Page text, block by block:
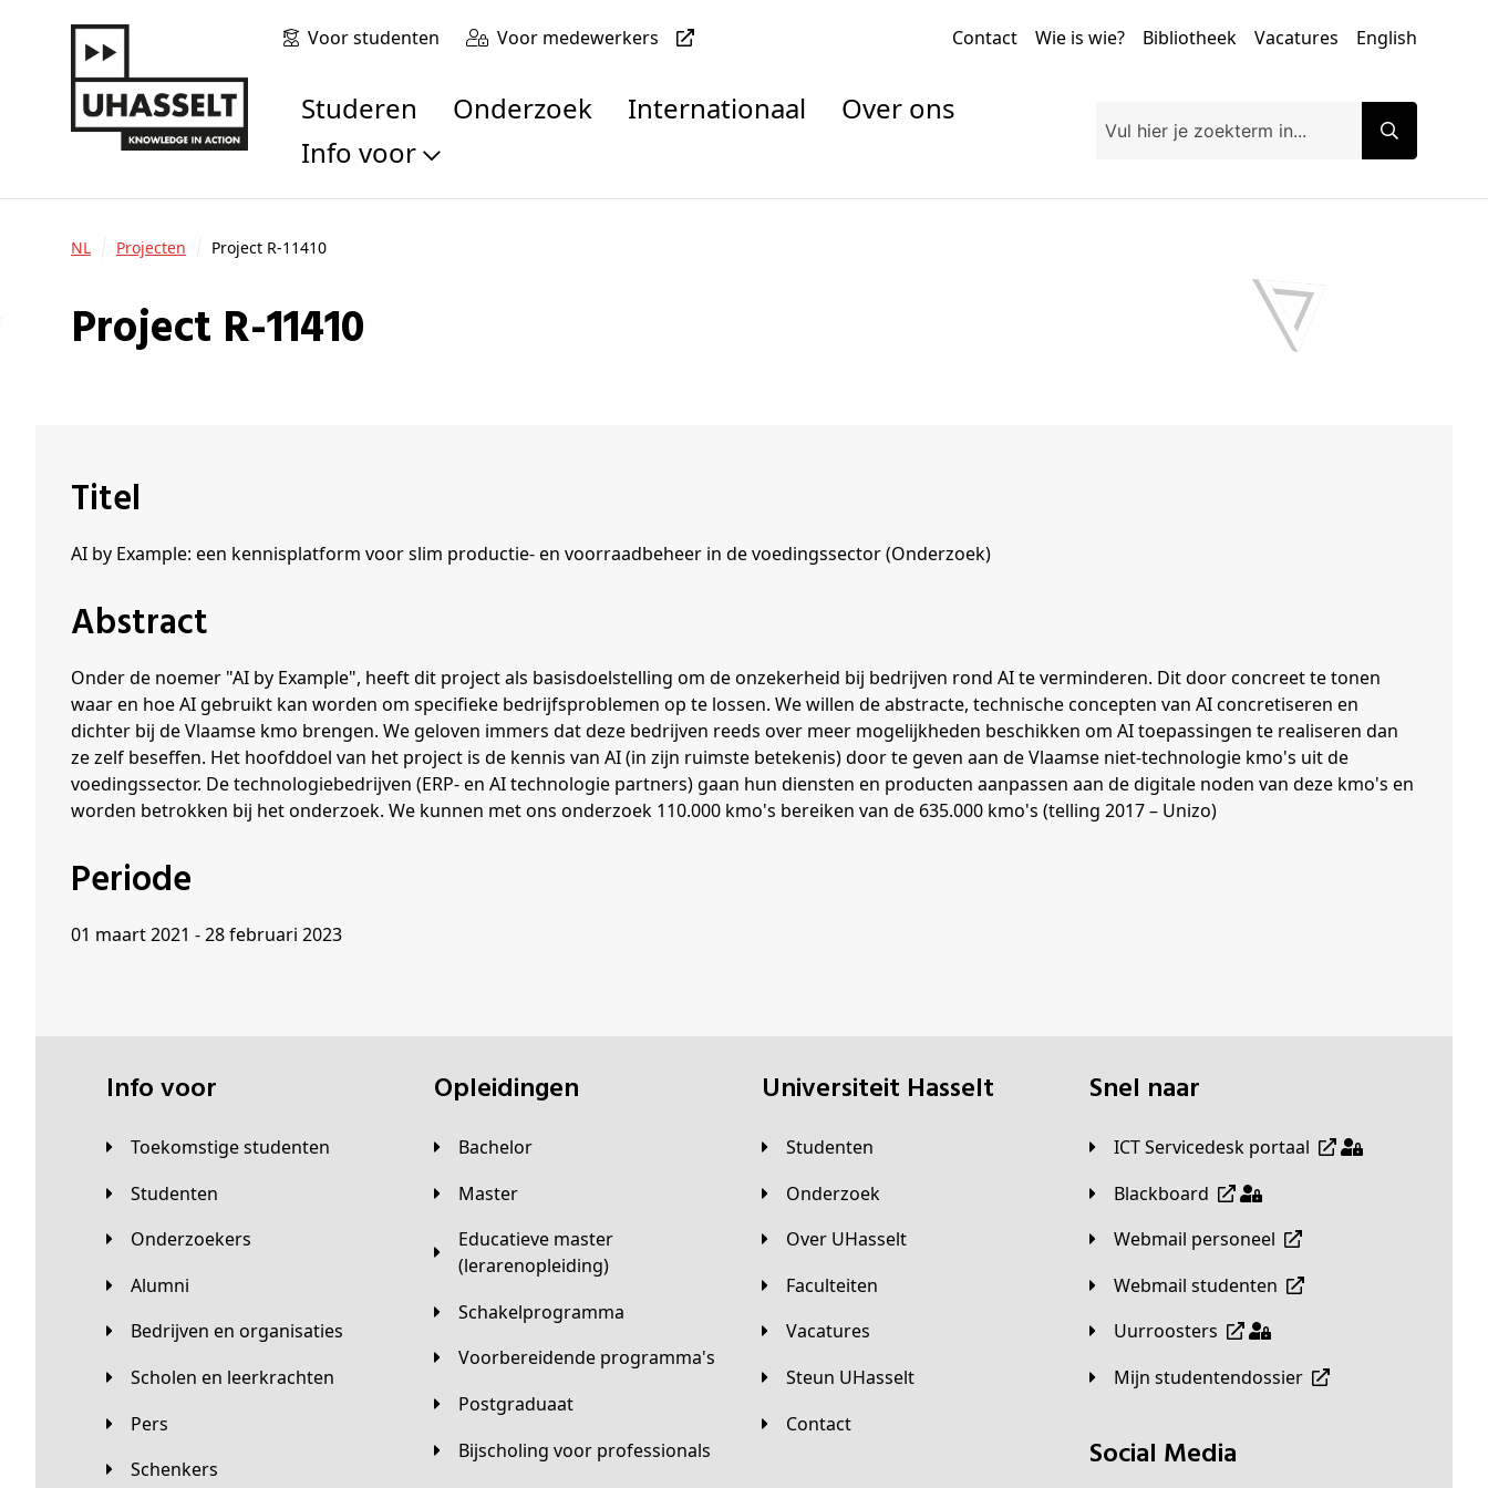
Voor studenten Voor medewerkers Contact Wie is wie? Bibliotheek Vacatures English
Studeren Onderzoek Internationaal
Over ons
Info voor
Toekomstige studenten
Studenten
Alumni
Bedrijven en organisaties
NL Projecten Project R-11410
Project R-11410
Titel
AI by Example: een kennisplatform voor slim productie- en voorraadbeheer in de voedingssector (Onderzoek)
Abstract
Onder de noemer "AI by Example", heeft dit project als basisdoelstelling om de onzekerheid bij bedrijven rond AI te verminderen. Dit door concreet te tonen
waar en hoe AI gebruikt kan worden om specifieke bedrijfsproblemen op te lossen. We willen de abstracte, technische concepten van AI concretiseren en
dichter bij de Vlaamse kmo brengen. We geloven immers dat deze bedrijven reeds over meer mogelijkheden beschikken om AI toepassingen te realiseren dan
ze zelf beseffen. Het hoofddoel van het project is de kennis van AI (in zijn ruimste betekenis) door te geven aan de Vlaamse niet-technologie kmo's uit de
voedingssector. De technologiebedrijven (ERP- en AI technologie partners) gaan hun diensten en producten aanpassen aan de digitale noden van deze kmo's en
worden betrokken bij het onderzoek. We kunnen met ons onderzoek 110.000 kmo's bereiken van de 635.000 kmo's (telling 2017 – Unizo)
Periode
01 maart 2021 - 28 februari 2023
Info voor
Toekomstige studenten
Studenten
Onderzoekers
Alumni
Bedrijven en organisaties
Scholen en leerkrachten
Pers
Schenkers
Opleidingen
Bachelor
Master
Educatieve master
(lerarenopleiding)
Schakelprogramma
Voorbereidende programma's
Postgraduaat
Bijscholing voor professionals
universiteit Hasselt
Studenten
Onderzoek
Over UHasselt
Faculteiten
Vacatures
Steun UHasselt
Contact
Snel naar
ICT Servicedesk portaal
Blackboard
Webmail personeel
Webmail studenten
Uurroosters
Mijn studentendossier
Social Media